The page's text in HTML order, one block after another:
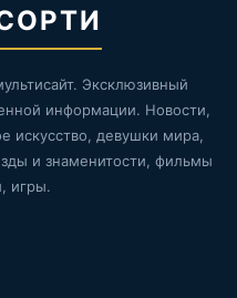
Эксклюзивный
информации. Новости,
искусство, девушки мира,
и знаменитости, фильмы
игры.